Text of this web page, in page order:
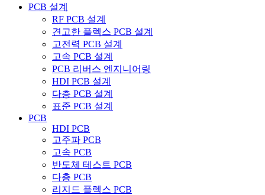
PCB 설계
RF PCB 설계
견고한 플렉스 PCB 설계
고전력 PCB 설계
고속 PCB 설계
PCB 리버스 엔지니어링
HDI PCB 설계
다층 PCB 설계
표준 PCB 설계
PCB
HDI PCB
고주파 PCB
고속 PCB
반도체 테스트 PCB
다층 PCB
리지드 플렉스 PCB